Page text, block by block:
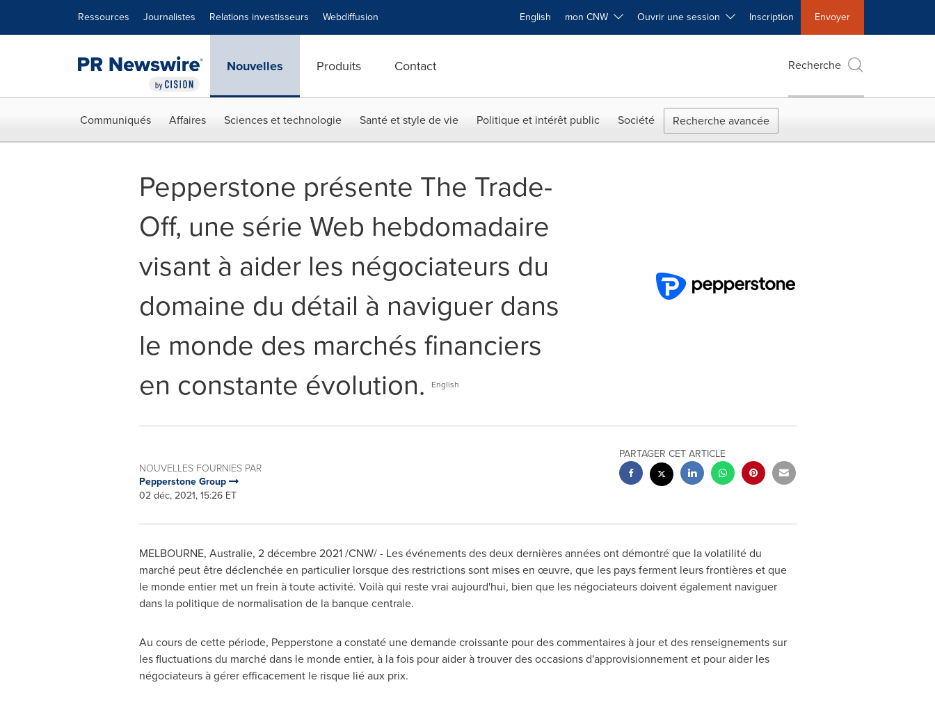
Ressources Journalistes Relations investisseurs Webdiffusion English mon CNW Ouvrir une session Inscription Envoyer
Nouvelles Produits Contact Recherche
Communiqués Affaires Sciences et technologie Santé et style de vie Politique et intérêt public Société Recherche avancée
Pepperstone présente The Trade-
Off, une série Web hebdomadaire
visant à aider les négociateurs du
domaine du détail à naviguer dans
le monde des marchés financiers
en constante évolution.
English
NOUVELLES FOURNIES PAR
Pepperstone Group
02 déc, 2021, 15:26 ET
PARTAGER CET ARTICLE
MELBOURNE, Australie, 2 décembre 2021 /CNW/ - Les événements des deux dernières années ont démontré que la volatilité du
marché peut être déclenchée en particulier lorsque des restrictions sont mises en œuvre, que les pays ferment leurs frontières et que
le monde entier met un frein à toute activité. Voilà qui reste vrai aujourd'hui, bien que les négociateurs doivent également naviguer
dans la politique de normalisation de la banque centrale.
Au cours de cette période, Pepperstone a constaté une demande croissante pour des commentaires à jour et des renseignements sur
les fluctuations du marché dans le monde entier, à la fois pour aider à trouver des occasions d'approvisionnement et pour aider les
négociateurs à gérer efficacement le risque lié aux prix.